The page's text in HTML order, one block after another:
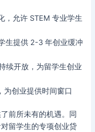
，允许 STEM 专业学生
生提供 2-3 年创业缓冲
续开放，为留学生创业
为创业提供时间窗口
前所未有的机遇。同
留学生的专项创业贷